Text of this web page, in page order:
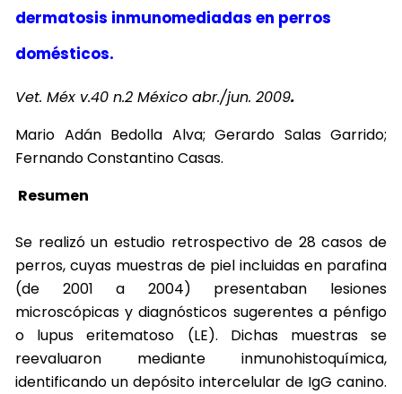
dermatosis inmunomediadas en perros
domésticos.
Vet. Méx v.40 n.2 México abr./jun. 2009.
Mario Adán Bedolla Alva; Gerardo Salas Garrido;
Fernando Constantino Casas.
Resumen
Se realizó un estudio retrospectivo de 28 casos de
perros, cuyas muestras de piel incluidas en parafina
(de 2001 a 2004) presentaban lesiones
microscópicas y diagnósticos sugerentes a pénfigo
o lupus eritematoso (LE). Dichas muestras se
reevaluaron mediante inmunohistoquímica,
identificando un depósito intercelular de IgG canino.